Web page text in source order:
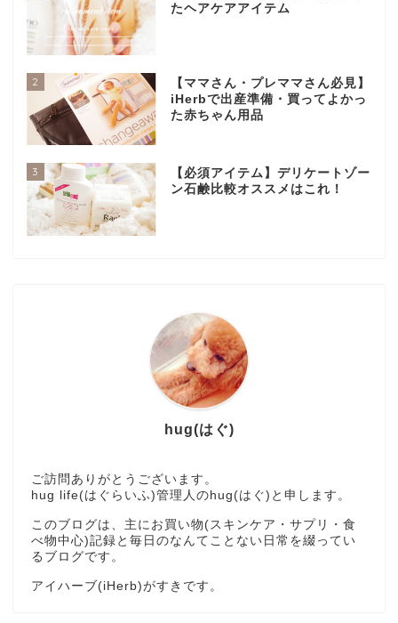
たヘアケアアイテム
2
【ママさん・プレママさん必見】
iHerbで出産準備・買ってよかっ
た赤ちゃん用品
3
【必須アイテム】デリケートゾー
ン石鹸比較オススメはこれ！
hug(はぐ)
ご訪問ありがとうございます。
hug life(はぐらいふ)管理人のhug(はぐ)と申します。
このブログは、主にお買い物(スキンケア・サプリ・食
べ物中心)記録と毎日のなんてことない日常を綴ってい
るブログです。
アイハーブ(iHerb)がすきです。